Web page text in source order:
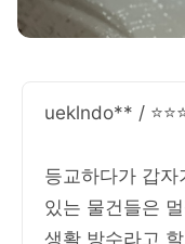
ueklndo** /
등교하다가 갑
있는 물건들은
생활 방수라고